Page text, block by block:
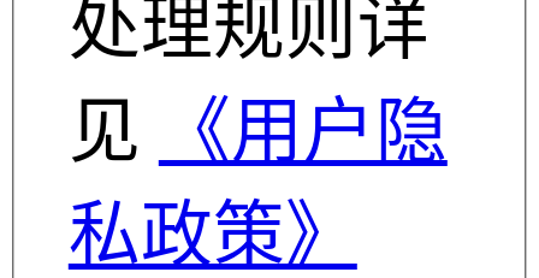
处理规则详
见
《用户隐
私政策》